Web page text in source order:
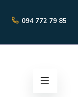
094 772 79 85